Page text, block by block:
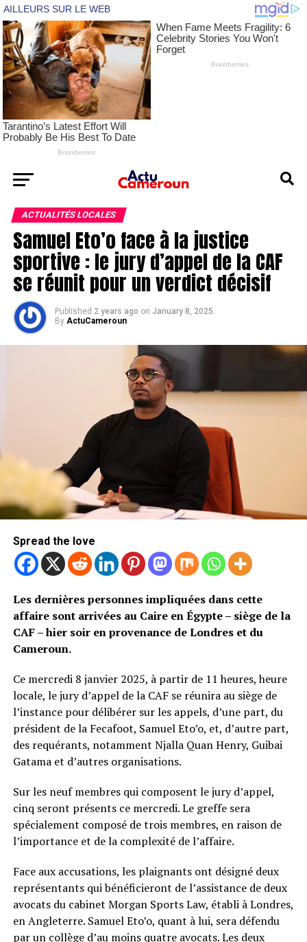
ACTUALITÉS LOCALES
Samuel Eto’o face à la justice
sportive : le jury d’appel de la CAF
se réunit pour un verdict décisif
Published 2 years ago on January 8, 2025
By ActuCameroun
Spread the love
Les dernières personnes impliquées dans cette
affaire sont arrivées au Caire en Égypte – siège de la
CAF – hier soir en provenance de Londres et du
Cameroun.
Ce mercredi 8 janvier 2025, à partir de 11 heures, heure
locale, le jury d’appel de la CAF se réunira au siège de
l’instance pour délibérer sur les appels, d’une part, du
président de la Fecafoot, Samuel Eto’o, et, d’autre part,
des requérants, notamment Njalla Quan Henry, Guibai
Gatama et d’autres organisations.
Sur les neuf membres qui composent le jury d’appel,
cinq seront présents ce mercredi. Le greffe sera
spécialement composé de trois membres, en raison de
l’importance et de la complexité de l’affaire.
Face aux accusations, les plaignants ont désigné deux
représentants qui bénéficieront de l’assistance de deux
avocats du cabinet Morgan Sports Law, établi à Londres,
en Angleterre. Samuel Eto’o, quant à lui, sera défendu
par un collège d’au moins quatre avocats. Les deux